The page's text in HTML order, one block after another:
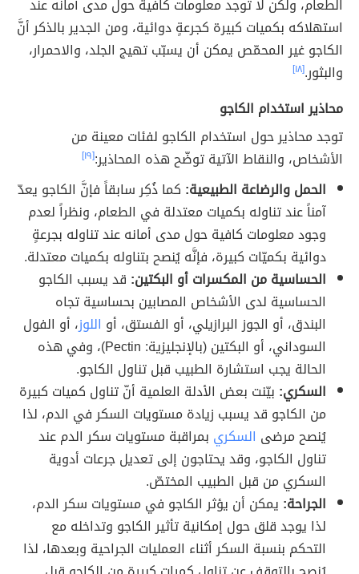
الطعام، ولكن لا توجد معلومات كافية حول مدى أمانه عند
استهلاكه بكميات كبيرة كجرعةٍ دوائية، ومن الجدير بالذكر أنَّ
الكاجو غير المحمّص يمكن أن يسبّب تهيج الجلد، والاحمرار،
والبثور.[١٨]
محاذير استخدام الكاجو
توجد محاذير حول استخدام الكاجو لفئات معينة من
الأشخاص، والنقاط الآتية توضّح هذه المحاذير:[١٩]
الحمل والرضاعة الطبيعية: كما ذُكِر سابقاً فإنَّ الكاجو يعدّ
آمناً عند تناوله بكميات معتدلة في الطعام، ونظراً لعدم
وجود معلومات كافية حول مدى أمانه عند تناوله بجرعةٍ
دوائية بكميّات كبيرة، فإنَّه يُنصح بتناوله بكميات معتدلة.
الحساسية من المكسرات أو البكتين: قد يسبب الكاجو
الحساسية لدى الأشخاص المصابين بحساسية تجاه
البندق، أو الجوز البرازيلي، أو الفستق، أو اللوز، أو الفول
السوداني، أو البكتين (بالإنجليزية: Pectin)، وفي هذه
الحالة يجب استشارة الطبيب قبل تناول الكاجو.
السكري: بيّنت بعض الأدلة العلمية أنّ تناول كميات كبيرة
من الكاجو قد يسبب زيادة مستويات السكر في الدم، لذا
يُنصح مرضى السكري بمراقبة مستويات سكر الدم عند
تناول الكاجو، وقد يحتاجون إلى تعديل جرعات أدوية
السكري من قبل الطبيب المختصّ.
الجراحة: يمكن أن يؤثر الكاجو في مستويات سكر الدم،
لذا يوجد قلق حول إمكانية تأثير الكاجو وتداخله مع
التحكم بنسبة السكر أثناء العمليات الجراحية وبعدها، لذا